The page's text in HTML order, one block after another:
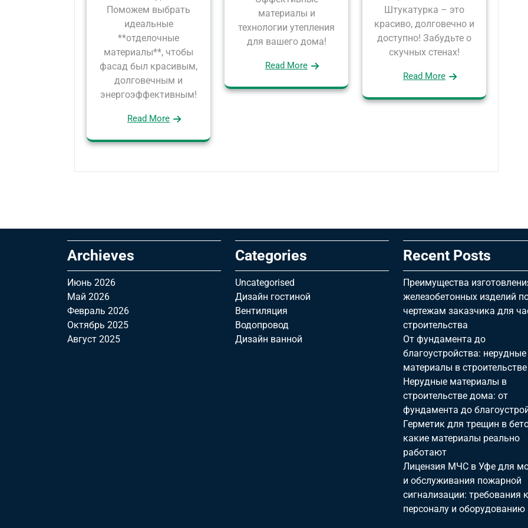
Поможем выбрать
идеальные
**отделочные
материалы**, чтобы
фасад был красивым,
долговечным и
энергоэффективным!
Read More
материалы и
технологии утепления
для вашего дома!
Read More
Штукатурка – это
красиво, долговечно и
доступно! Забудьте о
скучных стенах!
Read More
Archieves
Июнь 2026
Май 2026
Февраль 2026
Октябрь 2025
Август 2025
Categories
Uncategorised
Дизайн гостиной
Вентиляция
Водопровод
Дизайн ванной
Recent Posts
Преимущества
железобетонных изделий
чертежам заказчика для
строительства
От фундамента до
благоустройства: нерудные
материалы в
Нерудные материалы в
строительстве дома: от
фундамента до
Герметик для трещин в
какие материалы реально
работают
Лицензия МЧС в Уфе для
и обслуживания пожарной
сигнализации: требования к
персоналу и оборудованию